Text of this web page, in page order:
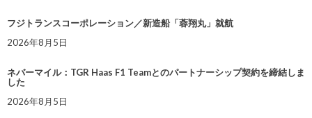
フジトランスコーポレーション／新造船「蓉翔丸」就航
2026年8月5日
ネバーマイル：TGR Haas F1 Teamとのパートナーシップ契約を締結しま
した
2026年8月5日